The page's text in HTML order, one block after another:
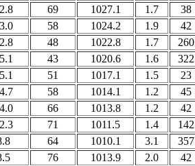
69 1027.1 1.7
38
58 1024.2 1.9
42
48 1022.8 1.7
260
43 1020.6 1.6
322
51 1017.1 1.5
23
58 1014.1 1.2
45
66 1013.8 1.2
42
71 1011.5 1.4
142
64 1010.1 3.1
357
76 1013.9 2.0
42